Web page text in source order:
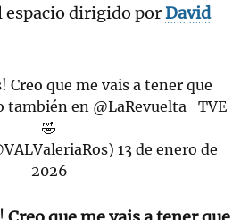
espacio dirigido porDavid
Creo que me vais a tener que
también en @LaRevuelta_TVE
🤣
13 de enero de
2026